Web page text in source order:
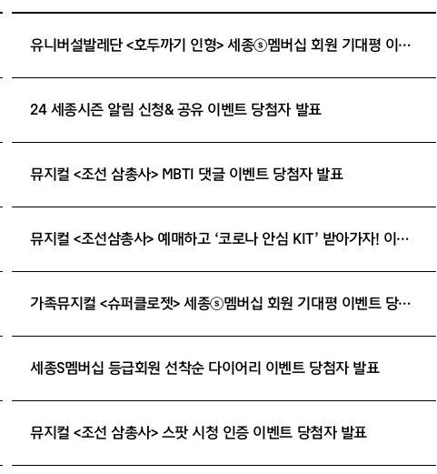
유니버설발레단 <호두까기 인형> 세종ⓢ멤버십 회원 기대평 이벤트 당첨자 발표
24 세종시즌 알림 신청& 공유 이벤트 당첨자 발표
뮤지컬 <조선 삼총사> MBTI 댓글 이벤트 당첨자 발표
뮤지컬 <조선삼총사> 예매하고 ‘코로나 안심 KIT’ 받아가자! 이벤트 당첨자 발표
가족뮤지컬 <슈퍼클로젯> 세종ⓢ멤버십 회원 기대평 이벤트 당첨자 발표
세종S멤버십 등급회원 선착순 다이어리 이벤트 당첨자 발표
뮤지컬 <조선 삼총사> 스팟 시청 인증 이벤트 당첨자 발표